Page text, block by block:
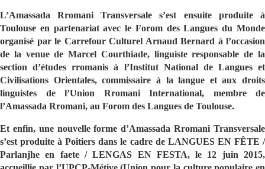
L’Amassada Rromani Transversale s’est ensuite produite à
Toulouse en partenariat avec le Forom des Langues du Monde
organisé par le Carrefour Culturel Arnaud Bernard à l’occasion
de la venue de Marcel Courthiade, linguiste responsable de la
section d’études rromanis à l’Institut National de Langues et
Civilisations Orientales, commissaire à la langue et aux droits
linguistes de l’Union Rromani International, membre de
l’Amassada Rromani, au Forom des Langues de Toulouse.
Et enfin, une nouvelle forme d’Amassada Rromani Transversale
s’est produite à Poitiers dans le cadre de LANGUES EN FÊTE /
Parlanjhe en faete / LENGAS EN FESTA, le 12 juin 2015,